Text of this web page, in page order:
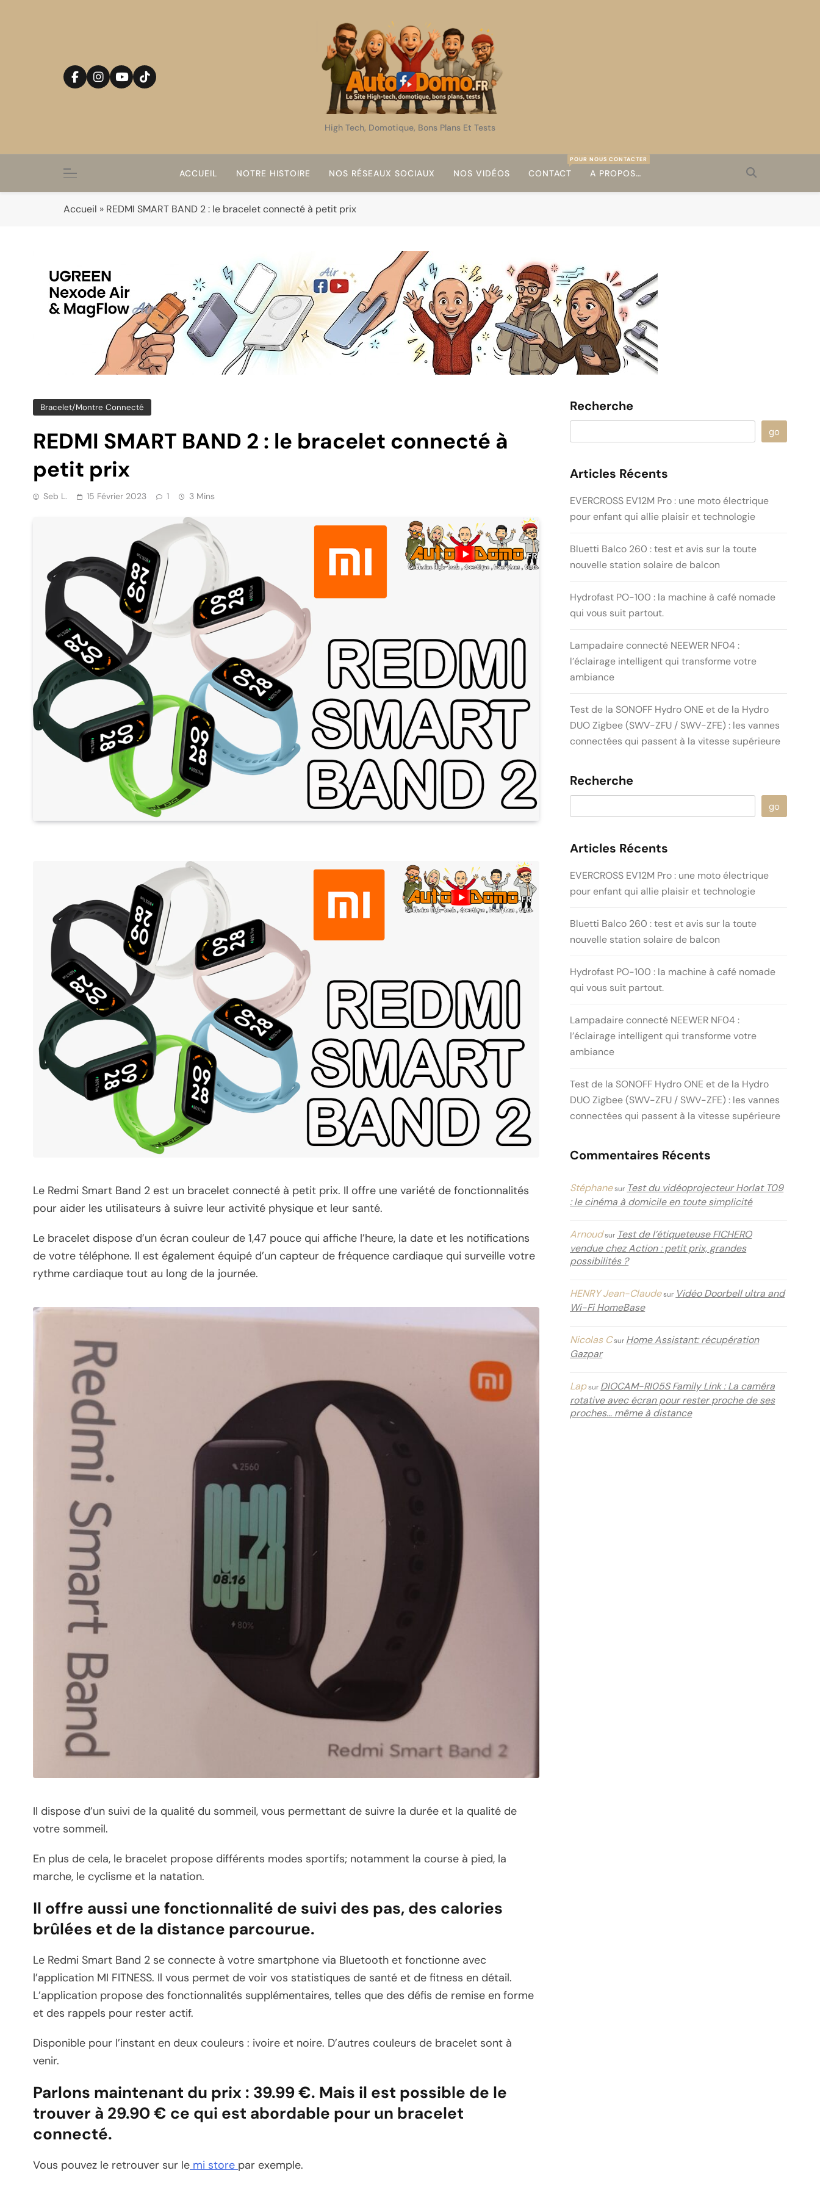
AutoDomo
High Tech, Domotique, Bons Plans Et Tests
ACCUEIL NOTRE HISTOIRE NOS RÉSEAUX SOCIAUX NOS VIDÉOS CONTACT
POUR NOUS CONTACTER
A PROPOS…
Accueil » REDMI SMART BAND 2 : le bracelet connecté à petit prix
Bracelet/montre Connecté
REDMI SMART BAND 2 : le bracelet connecté à
petit prix
Seb L. 15 Février 2023 1 3 Mins
Le Redmi Smart Band 2 est un bracelet connecté à petit prix. Il offre une variété de fonctionnalités
pour aider les utilisateurs à suivre leur activité physique et leur santé.
Le bracelet dispose d’un écran couleur de 1,47 pouce qui affiche l’heure, la date et les notifications
de votre téléphone. Il est également équipé d’un capteur de fréquence cardiaque qui surveille votre
rythme cardiaque tout au long de la journée.
Il dispose d’un suivi de la qualité du sommeil, vous permettant de suivre la durée et la qualité de
votre sommeil.
En plus de cela, le bracelet propose différents modes sportifs; notamment la course à pied, la
marche, le cyclisme et la natation.
Il offre aussi une fonctionnalité de suivi des pas, des calories
brûlées et de la distance parcourue.
Le Redmi Smart Band 2 se connecte à votre smartphone via Bluetooth et fonctionne avec
l’application MI FITNESS. Il vous permet de voir vos statistiques de santé et de fitness en détail.
L’application propose des fonctionnalités supplémentaires, telles que des défis de remise en forme
et des rappels pour rester actif.
Disponible pour l’instant en deux couleurs : ivoire et noire. D’autres couleurs de bracelet sont à
venir.
Parlons maintenant du prix : 39.99 €. Mais il est possible de le
trouver à 29.90 € ce qui est abordable pour un bracelet
connecté.
Vous pouvez le retrouver sur le mi store par exemple.
Recherche
go
Articles Récents
EVERCROSS EV12M Pro : une moto électrique
pour enfant qui allie plaisir et technologie
Bluetti Balco 260 : test et avis sur la toute
nouvelle station solaire de balcon
Hydrofast PO-100 : la machine à café nomade
qui vous suit partout.
Lampadaire connecté NEEWER NF04 :
l’éclairage intelligent qui transforme votre
ambiance
Test de la SONOFF Hydro ONE et de la Hydro
DUO Zigbee (SWV-ZFU / SWV-ZFE) : les vannes
connectées qui passent à la vitesse supérieure
Recherche
go
Articles Récents
EVERCROSS EV12M Pro : une moto électrique
pour enfant qui allie plaisir et technologie
Bluetti Balco 260 : test et avis sur la toute
nouvelle station solaire de balcon
Hydrofast PO-100 : la machine à café nomade
qui vous suit partout.
Lampadaire connecté NEEWER NF04 :
l’éclairage intelligent qui transforme votre
ambiance
Test de la SONOFF Hydro ONE et de la Hydro
DUO Zigbee (SWV-ZFU / SWV-ZFE) : les vannes
connectées qui passent à la vitesse supérieure
Commentaires Récents
Stéphanesur Test du vidéoprojecteur Horlat T09
: le cinéma à domicile en toute simplicité
Arnoudsur Test de l’étiqueteuse FICHERO
vendue chez Action : petit prix, grandes
possibilités ?
HENRY Jean-Claudesur Vidéo Doorbell ultra and
Wi-Fi HomeBase
Nicolas Csur Home Assistant: récupération
Gazpar
Lapsur DIOCAM-RI05S Family Link : La caméra
rotative avec écran pour rester proche de ses
proches… même à distance